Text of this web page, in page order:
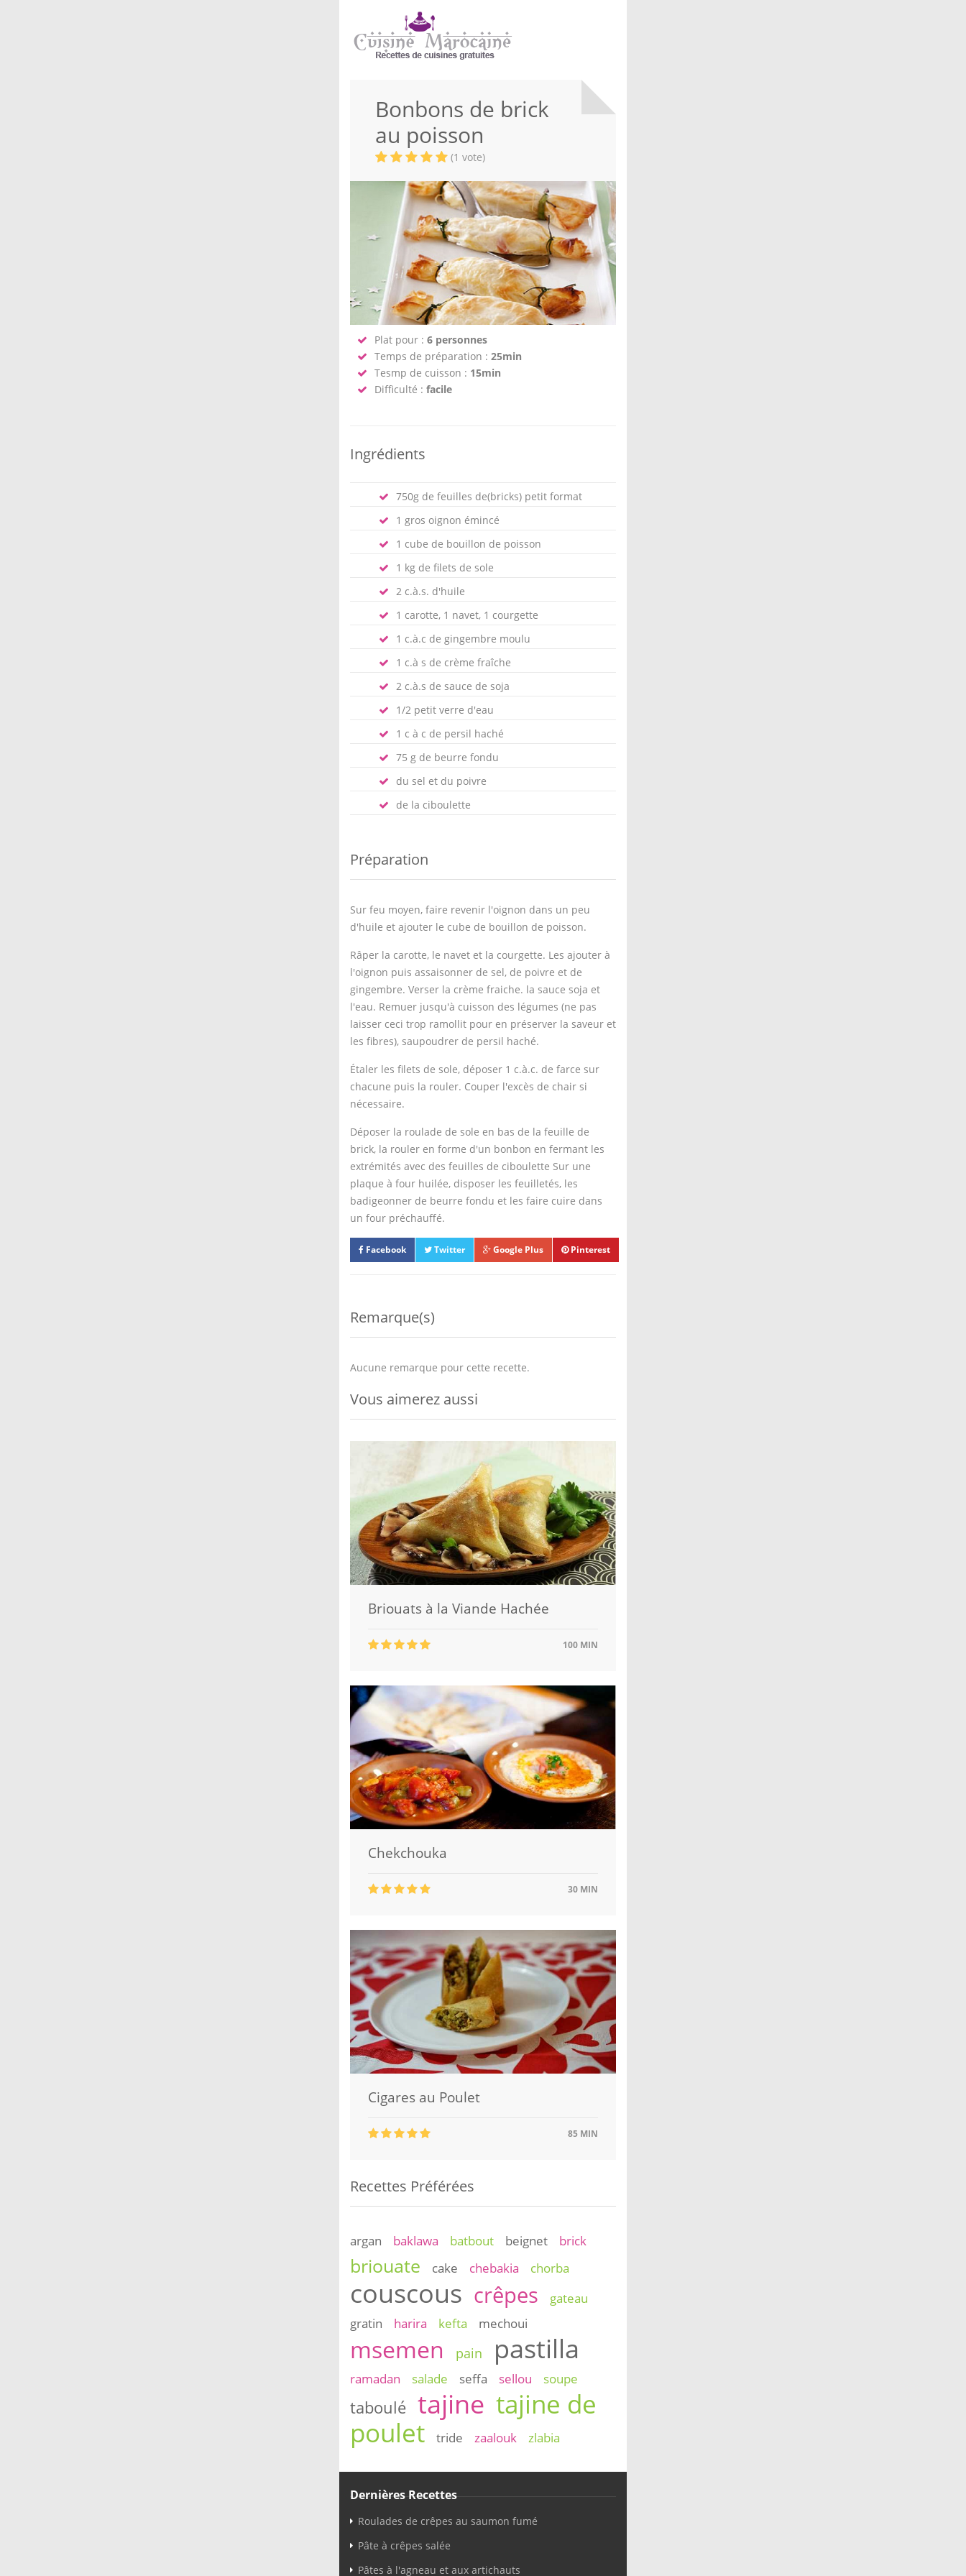
Bonbons de brick
au poisson
(1 vote)
Plat pour : 6 personnes
Temps de préparation : 25min
Tesmp de cuisson : 15min
Difficulté : facile
Ingrédients
750g de feuilles de(bricks) petit format
1 gros oignon émincé
1 cube de bouillon de poisson
1 kg de filets de sole
2 c.à.s. d'huile
1 carotte, 1 navet, 1 courgette
1 c.à.c de gingembre moulu
1 c.à s de crème fraîche
2 c.à.s de sauce de soja
1/2 petit verre d'eau
1 c à c de persil haché
75 g de beurre fondu
du sel et du poivre
de la ciboulette
Préparation
Sur feu moyen, faire revenir l'oignon dans un peu
d'huile et ajouter le cube de bouillon de poisson.
Râper la carotte, le navet et la courgette. Les ajouter à
l'oignon puis assaisonner de sel, de poivre et de
gingembre. Verser la crème fraiche. la sauce soja et
l'eau. Remuer jusqu'à cuisson des légumes (ne pas
laisser ceci trop ramollit pour en préserver la saveur et
les fibres), saupoudrer de persil haché.
Étaler les filets de sole, déposer 1 c.à.c. de farce sur
chacune puis la rouler. Couper l'excès de chair si
nécessaire.
Déposer la roulade de sole en bas de la feuille de
brick, la rouler en forme d'un bonbon en fermant les
extrémités avec des feuilles de ciboulette Sur une
plaque à four huilée, disposer les feuilletés, les
badigeonner de beurre fondu et les faire cuire dans
un four préchauffé.
Facebook Twitter Google Plus Pinterest
Remarque(s)
Aucune remarque pour cette recette.
Vous aimerez aussi
Briouats à la Viande Hachée
100 MIN
Chekchouka
30 MIN
Cigares au Poulet
85 MIN
Recettes Préférées
argan baklawa batbout beignet brick
briouate cake chebakia chorba
couscous crêpes
gateau
gratin
harira kefta mechoui
msemen pain pastilla
ramadan salade seffa sellou soupe
taboulé tajine tajine de
poulet
tride zaalouk zlabia
Dernières Recettes
Roulades de crêpes au saumon fumé
Pâte à crêpes salée
Pâtes à l'agneau et aux artichauts